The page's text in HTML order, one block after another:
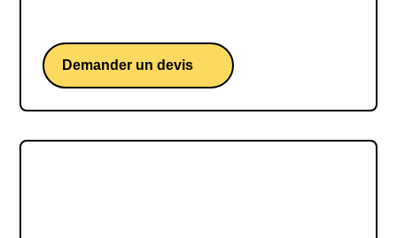
Demander un devis